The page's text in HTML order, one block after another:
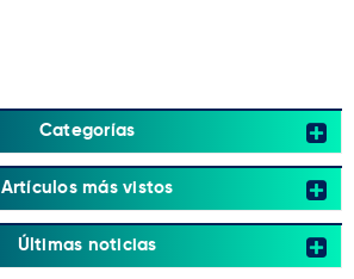
Categorías
Artículos más vistos
Últimas noticias